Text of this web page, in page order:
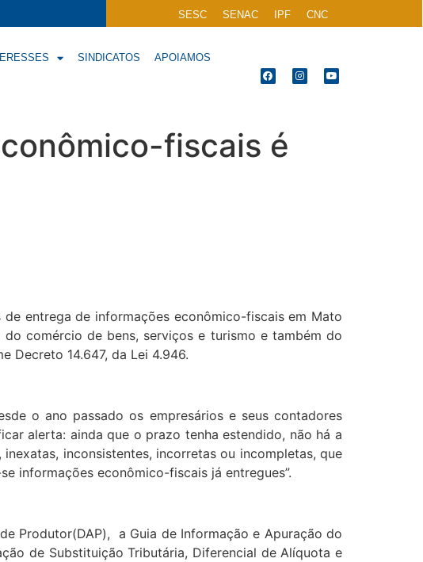
SESC SENAC IPF CNC
SINDICATOS APOIAMOS
fiscais é
entrega de informações econômico-fiscais em Mato
comércio de bens, serviços e turismo e também do
Decreto 14.647, da Lei 4.946.
o ano passado os empresários e seus contadores
alerta: ainda que o prazo tenha estendido, não há a
inconsistentes, incorretas ou incompletas, que
informações econômico-fiscais já entregues”.
Produtor(DAP), a Guia de Informação e Apuração do
de Substituição Tributária, Diferencial de Alíquota e